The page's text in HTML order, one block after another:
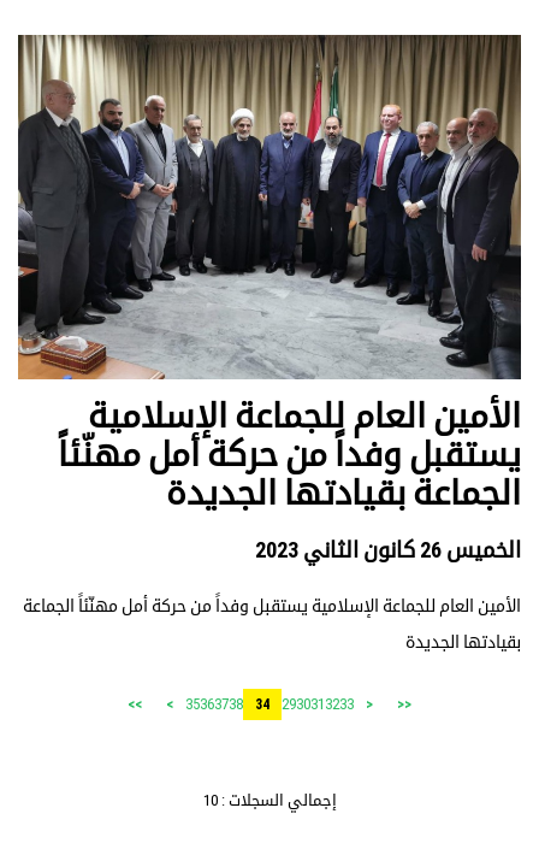
الأمين العام للجماعة الإسلامية
يستقبل وفداً من حركة أمل مهنّئاً
الجماعة بقيادتها الجديدة
الخميس 26 كانون الثاني 2023
الأمين العام للجماعة الإسلامية يستقبل وفداً من حركة أمل مهنّئاً الجماعة
بقيادتها الجديدة
<<
<
293031 3233
34
35363738
>
>>
إجمالي السجلات : 10